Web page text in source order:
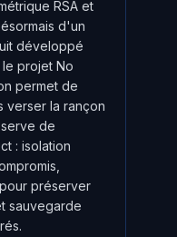
RSA et
d'un
développé
le projet No
permet de
verser la rançon
de
: isolation
préserver
sauvegarde